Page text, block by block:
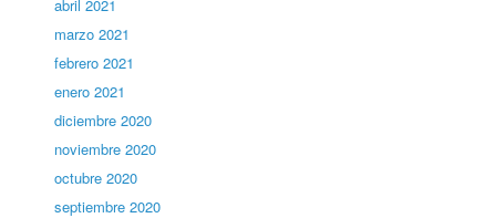
abril 2021
marzo 2021
febrero 2021
enero 2021
diciembre 2020
noviembre 2020
octubre 2020
septiembre 2020